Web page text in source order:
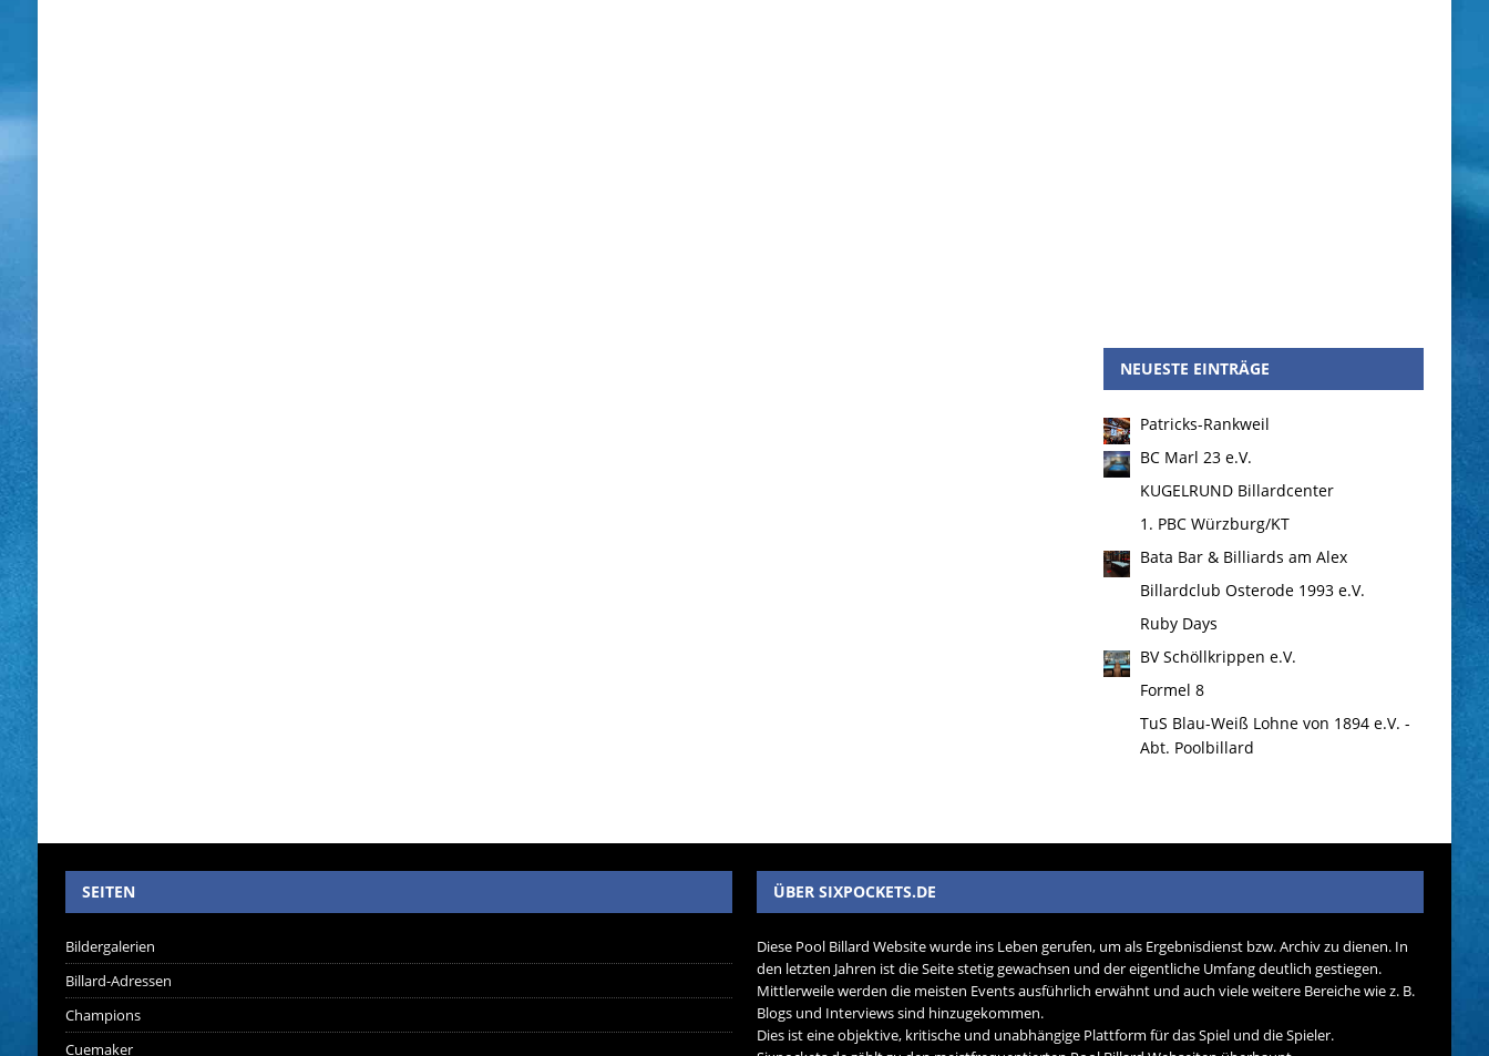
NEUESTE EINTRÄGE
Patricks-Rankweil
BC Marl 23 e.V.
KUGELRUND Billardcenter
1. PBC Würzburg/KT
Bata Bar & Billiards am Alex
Billardclub Osterode 1993 e.V.
Ruby Days
BV Schöllkrippen e.V.
Formel 8
TuS Blau-Weiß Lohne von 1894 e.V. -
Abt. Poolbillard
SEITEN
Bildergalerien
Billard-Adressen
Champions
Cuemaker
ÜBER SIXPOCKETS.DE
Diese Pool Billard Website wurde ins Leben gerufen, um als Ergebnisdienst bzw. Archiv zu dienen. In
den letzten Jahren ist die Seite stetig gewachsen und der eigentliche Umfang deutlich gestiegen.
Mittlerweile werden die meisten Events ausführlich erwähnt und auch viele weitere Bereiche wie z. B.
Blogs und Interviews sind hinzugekommen.
Dies ist eine objektive, kritische und unabhängige Plattform für das Spiel und die Spieler.